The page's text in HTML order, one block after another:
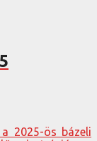
2025-ös bázeli